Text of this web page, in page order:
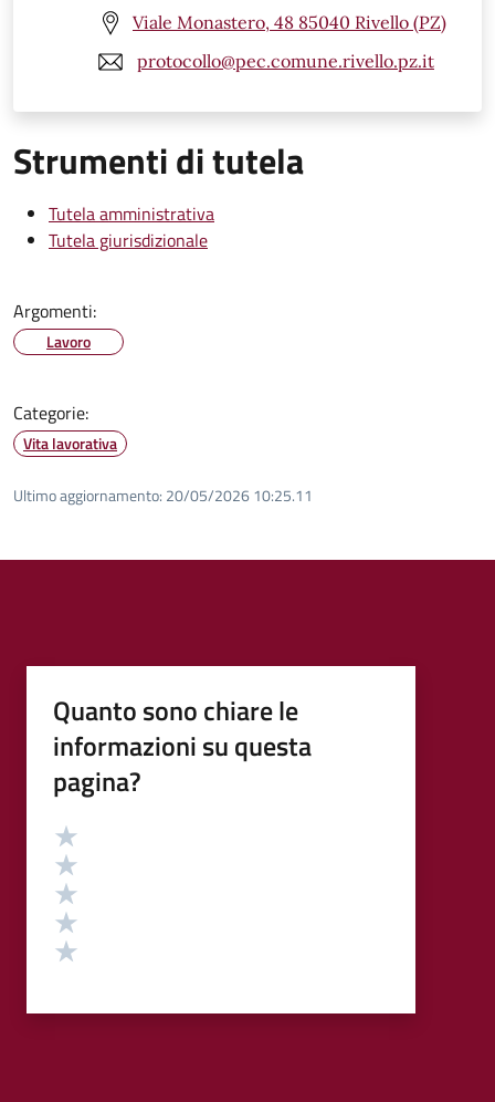
Viale Monastero, 48 85040 Rivello (PZ)
protocollo@pec.comune.rivello.pz.it
Strumenti di tutela
Tutela amministrativa
Tutela giurisdizionale
Argomenti:
Lavoro
Categorie:
Vita lavorativa
Ultimo aggiornamento: 20/05/2026 10:25.11
Quanto sono chiare le
informazioni su questa
pagina?
Valutazione